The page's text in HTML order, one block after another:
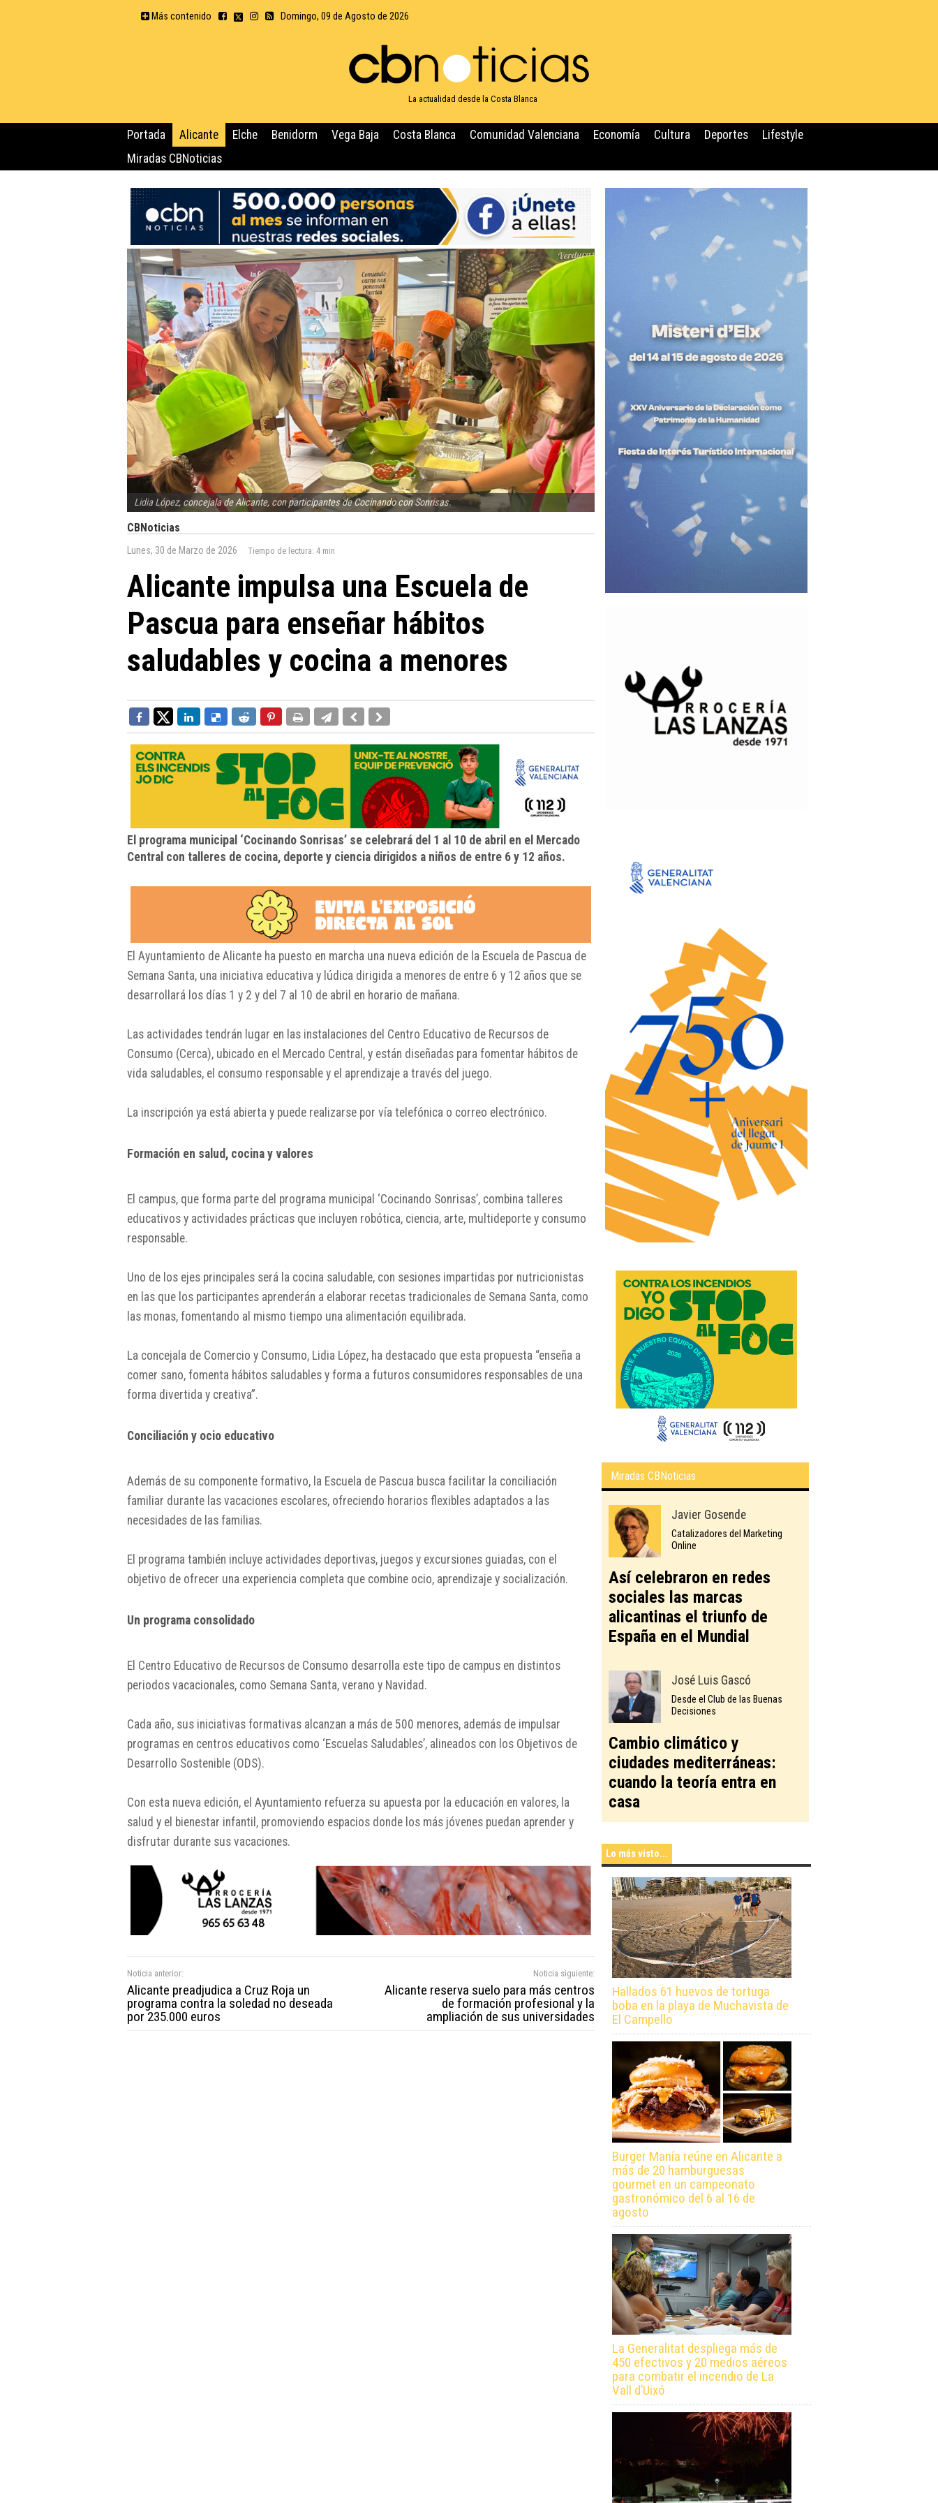
Más contenido Domingo, 09 de Agosto de 2026
La actualidad desde la Costa Blanca
Portada Alicante Elche Benidorm Vega Baja Costa Blanca Comunidad Valenciana Economía Cultura Deportes
Lifestyle
Miradas CBNoticias
Lidia López, concejala de Alicante, con participantes de Cocinando con Sonrisas.
CBNoticias
Lunes, 30 de Marzo de 2026 Tiempo de lectura: 4 min
Alicante impulsa una Escuela de
Pascua para enseñar hábitos
saludables y cocina a menores
El programa municipal ‘Cocinando Sonrisas’ se celebrará del 1 al 10 de abril en el Mercado
Central con talleres de cocina, deporte y ciencia dirigidos a niños de entre 6 y 12 años.
El Ayuntamiento de Alicante ha puesto en marcha una nueva edición de la Escuela de Pascua de
Semana Santa, una iniciativa educativa y lúdica dirigida a menores de entre 6 y 12 años que se
desarrollará los días 1 y 2 y del 7 al 10 de abril en horario de mañana.
Las actividades tendrán lugar en las instalaciones del Centro Educativo de Recursos de
Consumo (Cerca), ubicado en el Mercado Central, y están diseñadas para fomentar hábitos de
vida saludables, el consumo responsable y el aprendizaje a través del juego.
La inscripción ya está abierta y puede realizarse por vía telefónica o correo electrónico.
Formación en salud, cocina y valores
El campus, que forma parte del programa municipal ‘Cocinando Sonrisas’, combina talleres
educativos y actividades prácticas que incluyen robótica, ciencia, arte, multideporte y consumo
responsable.
Uno de los ejes principales será la cocina saludable, con sesiones impartidas por nutricionistas
en las que los participantes aprenderán a elaborar recetas tradicionales de Semana Santa, como
las monas, fomentando al mismo tiempo una alimentación equilibrada.
La concejala de Comercio y Consumo, Lidia López, ha destacado que esta propuesta “enseña a
comer sano, fomenta hábitos saludables y forma a futuros consumidores responsables de una
forma divertida y creativa”.
Conciliación y ocio educativo
Además de su componente formativo, la Escuela de Pascua busca facilitar la conciliación
familiar durante las vacaciones escolares, ofreciendo horarios flexibles adaptados a las
necesidades de las familias.
El programa también incluye actividades deportivas, juegos y excursiones guiadas, con el
objetivo de ofrecer una experiencia completa que combine ocio, aprendizaje y socialización.
Un programa consolidado
El Centro Educativo de Recursos de Consumo desarrolla este tipo de campus en distintos
periodos vacacionales, como Semana Santa, verano y Navidad.
Cada año, sus iniciativas formativas alcanzan a más de 500 menores, además de impulsar
programas en centros educativos como ‘Escuelas Saludables’, alineados con los Objetivos de
Desarrollo Sostenible (ODS).
Con esta nueva edición, el Ayuntamiento refuerza su apuesta por la educación en valores, la
salud y el bienestar infantil, promoviendo espacios donde los más jóvenes puedan aprender y
disfrutar durante sus vacaciones.
Noticia anterior:
Alicante preadjudica a Cruz Roja un
programa contra la soledad no deseada
por 235.000 euros
Noticia siguiente:
Alicante reserva suelo para más centros
de formación profesional y la
ampliación de sus universidades
Miradas CBNoticias
Javier Gosende
Catalizadores del Marketing
Online
Así celebraron en redes
sociales las marcas
alicantinas el triunfo de
España en el Mundial
José Luis Gascó
Desde el Club de las Buenas
Decisiones
Cambio climático y
ciudades mediterráneas:
cuando la teoría entra en
casa
Lo más visto...
Hallados 61 huevos de tortuga
boba en la playa de Muchavista de
El Campello
Burger Manía reúne en Alicante a
más de 20 hamburguesas
gourmet en un campeonato
gastronómico del 6 al 16 de
agosto
La Generalitat despliega más de
450 efectivos y 20 medios aéreos
para combatir el incendio de La
Vall d’Uixó